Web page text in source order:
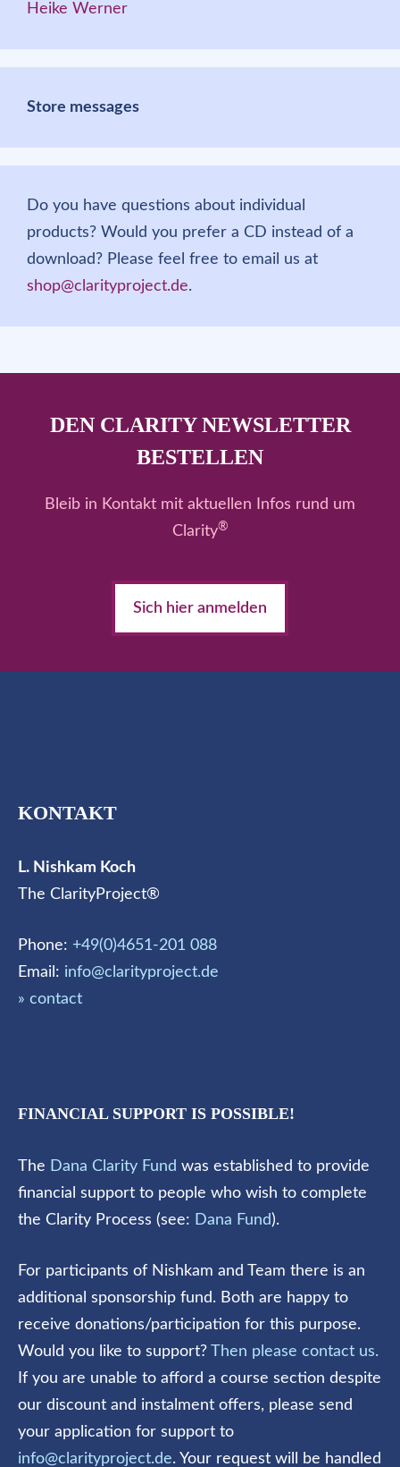
Heike Werner
Store messages
Do you have questions about individual
products? Would you prefer a CD instead of a
download? Please feel free to email us at
shop@clarityproject.de.
DEN CLARITY NEWSLETTER
BESTELLEN
Bleib in Kontakt mit aktuellen Infos rund um
Clarity®
Sich hier anmelden
KONTAKT
L. Nishkam Koch
The ClarityProject®
Phone: +49(0)4651-201 088
Email: info@clarityproject.de
» contact
FINANCIAL SUPPORT IS POSSIBLE!
The Dana Clarity Fund was established to provide
financial support to people who wish to complete
the Clarity Process (see: Dana Fund).
For participants of Nishkam and Team there is an
additional sponsorship fund. Both are happy to
receive donations/participation for this purpose.
Would you like to support? Then please contact us.
If you are unable to afford a course section despite
our discount and instalment offers, please send
your application for support to
info@clarityproject.de. Your request will be handled